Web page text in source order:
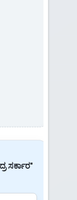
ಸರ್ಕಾರ"